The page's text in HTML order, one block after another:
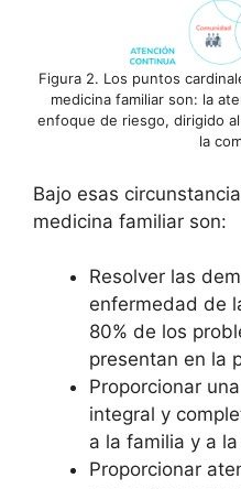
Figura 2. Los puntos
medicina familiar son: la
enfoque de riesgo, dirigido
la
Bajo esas
medicina familiar son:
Resolver las
enfermedad de
80% de los
presentan en la
Proporcionar
integral y
a la familia y a
Proporcionar